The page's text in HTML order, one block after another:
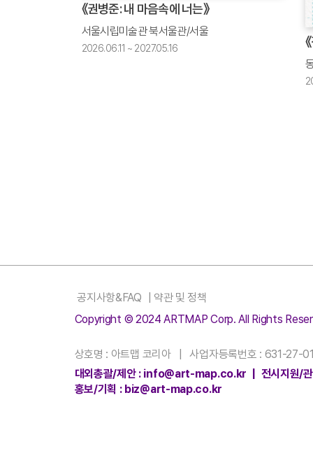
《권병준: 내 마음속에 너는》
서울시립미술관 북서울관/서울
2026.06.11 ~ 2027.05.16
공지사항&FAQ
약관 및 정책
Copyright © 2024 ARTMAP Corp. All Rights
상호명 : 아트맵 코리아 | 사업자등록번호 : 631-27-
대외총괄/제안 : info@art-map.co.kr | 전시지
홍보/기획 : biz@art-map.co.kr